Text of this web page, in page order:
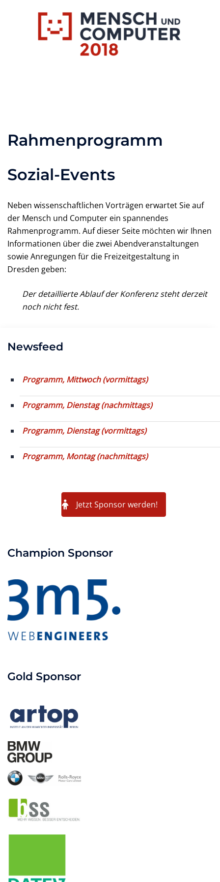
Rahmenprogramm
Sozial-Events
Neben wissenschaftlichen Vorträgen erwartet Sie auf
der Mensch und Computer ein spannendes
Rahmenprogramm. Auf dieser Seite möchten wir Ihnen
Informationen über die zwei Abendveranstaltungen
sowie Anregungen für die Freizeitgestaltung in
Dresden geben:
Der detaillierte Ablauf der Konferenz steht derzeit
noch nicht fest.
Newsfeed
Programm, Mittwoch (vormittags)
Programm, Dienstag (nachmittags)
Programm, Dienstag (vormittags)
Programm, Montag (nachmittags)
Jetzt Sponsor werden!
Champion Sponsor
Gold Sponsor